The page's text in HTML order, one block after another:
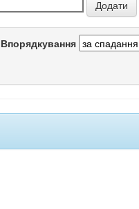
Впорядкування